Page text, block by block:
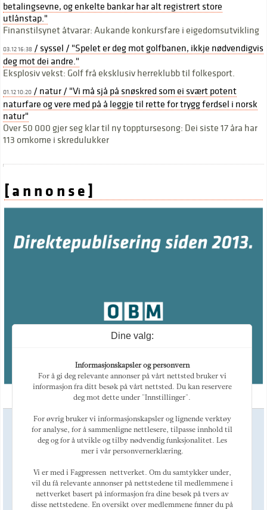
betalingsevne, og enkelte bankar har alt registrert store
utlånstap."
Finanstilsynet åtvarar: Aukande konkursfare i eigedomsutvikling
03.12 16:38 / syssel / "Spelet er deg mot golfbanen, ikkje nødvendigvis
deg mot dei andre."
Eksplosiv vekst: Golf frå eksklusiv herreklubb til folkesport.
01.12 10:20 / natur / "Vi må sjå på snøskred som ei svært potent
naturfare og vere med på å leggje til rette for trygg ferdsel i norsk
natur"
Over 50 000 gjer seg klar til ny topptursesong: Dei siste 17 åra har
113 omkome i skredulukker
[ a n n o n s e ]
Ansvarlig redaktør
Magne Otterdal
Kulturredaktør
Tellef Øgrim
Marked
Alexey Golovin
Telefon: +47 468 44 123
E-post:post@oslobusinessmemo.no
Dine valg:
Informasjonskapsler og personvern
For å gi deg relevante annonser på vårt nettsted bruker vi
informasjon fra ditt besøk på vårt nettsted. Du kan reservere
deg mot dette under "Innstillinger".
For øvrig bruker vi informasjonskapsler og lignende verktøy
for analyse, for å sammenligne nettlesere, tilpasse innhold til
deg og for å utvikle og tilby nødvendig funksjonalitet. Les
mer i vår personvernerklæring.
Vi er med i Fagpressen-nettverket. Om du samtykker under,
vil du få relevante annonser på nettstedene til medlemmene i
nettverket basert på informasjon fra dine besøk på tvers av
disse nettstedene. En oversikt over medlemmene finner du på